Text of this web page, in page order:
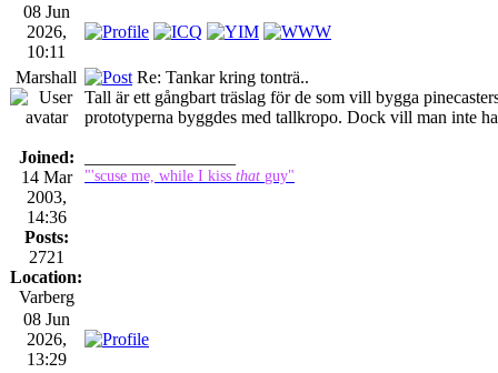
08 Jun
2026,
10:11
Marshall
Joined:
14 Mar
2003,
14:36
Posts:
2721
Location:
Varberg
Re: Tankar kring tonträ..
Tall är ett gångbart träslag för de som vill bygga
prototyperna byggdes med tallkropo. Dock vill man inte
"'scuse me, while I kiss that guy"
08 Jun
2026,
13:29